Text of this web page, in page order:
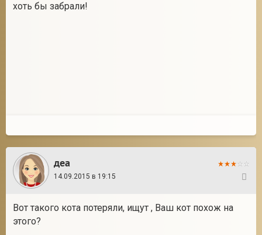
хоть бы забрали!
деа
14.09.2015 в 19:15
Вот такого кота потеряли, ищут , Ваш кот похож на
этого?